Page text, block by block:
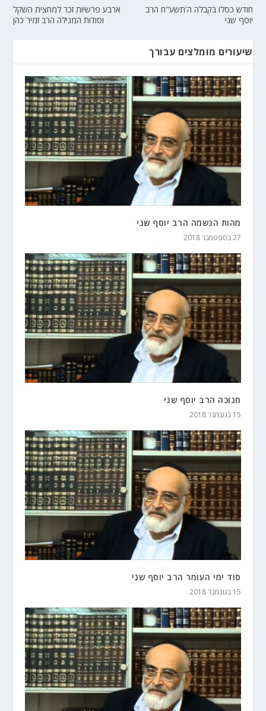
ארבע פרשיות זכר למחצית השקל
וסודות המגילה הרב זמיר כהן
חודש כסלו בקבלה ה'תשע"ח הרב
יוסף שני
שיעורים מומלצים עבורך
מהות הנשמה הרב יוסף שני
27 בספטמבר 2018
חנוכה הרב יוסף שני
15 בנובמבר 2018
סוד ימי העומר הרב יוסף שני
15 בנובמבר 2018